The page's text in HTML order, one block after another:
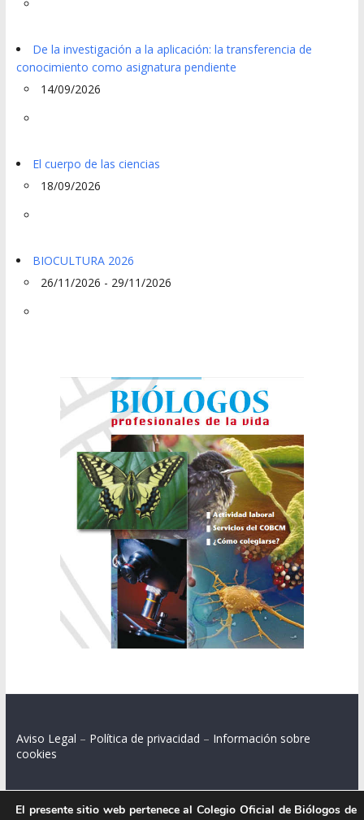
De la investigación a la aplicación: la transferencia de
conocimiento como asignatura pendiente
14/09/2026
El cuerpo de las ciencias
18/09/2026
BIOCULTURA 2026
26/11/2026 - 29/11/2026
Aviso Legal – Política de privacidad – Información sobre
cookies
El presente sitio web pertenece al Colegio Oficial de Biólogos de